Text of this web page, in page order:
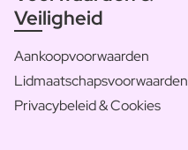
Veiligheid
Aankoopvoorwaarden
Lidmaatschapsvoorwaarden
Privacybeleid & Cookies